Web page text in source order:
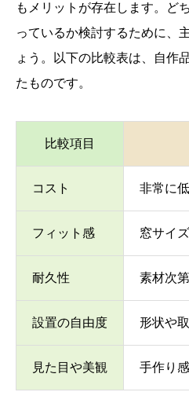
もメリットが存在します。ど
っているか検討するために、
ょう。以下の比較表は、自作
たものです。
比較項目
コスト 非常に
フィット感 窓サイ
耐久性 素材次
設置の自由度 形状や
見た目や美観 手作り